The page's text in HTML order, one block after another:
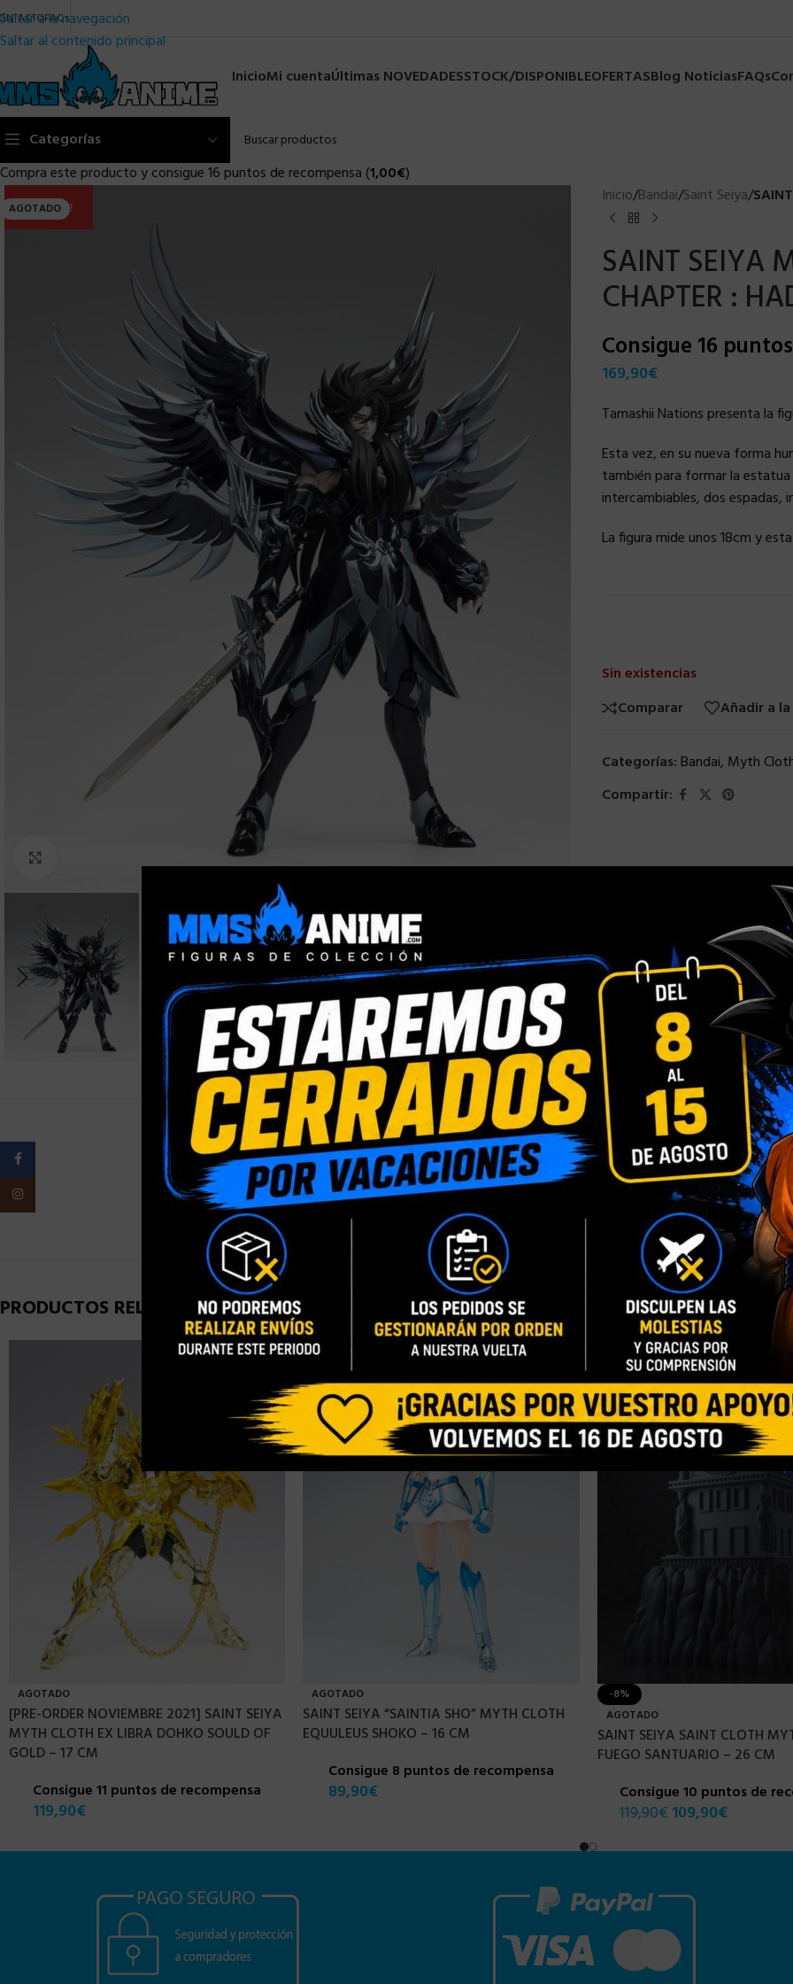
Saltar a la navegación
Saltar al contenido principal
FAQs
InicioMi cuentaÚltimas NOVEDADESSTOCK/DISPONIBLEOFERTASBlog NoticiasFAQs
Categorías
Compra este producto y consigue 16 puntos de recompensa (1,00€)
AGOTADO
ULTIMA!! Inicio/Bandai/Saint Seiya/
SAINT SEIYA
CHAPTER :
Consigue 16
169,90€
Tamashii Nations presenta la
Esta vez, en su nueva forma
también para formar la
intercambiables, dos espadas,
La figura mide unos 18cm y
Sin existencias
Comparar
Añadir a
Categorías: Bandai, Myth
Compartir:
INFORMACIÓN ADICIONAL VALORACIONES (0)
PESO
PRODUCTOS RELACIONADOS
AGOTADO
[PRE-ORDER NOVIEMBRE 2021] SAINT SEIYA
MYTH CLOTH EX LIBRA DOHKO SOULD OF
GOLD – 17 CM
Consigue 11 puntos de recompensa
119,90€
AGOTADO
SAINT SEIYA “SAINTIA SHO” MYTH CLOTH
EQUULEUS SHOKO – 16 CM
Consigue 8 puntos de recompensa
89,90€
-8%
AGOTADO
SAINT SEIYA SAINT CLOTH
FUEGO SANTUARIO – 26 CM
Consigue 10 puntos de
119,90€ 109,90€